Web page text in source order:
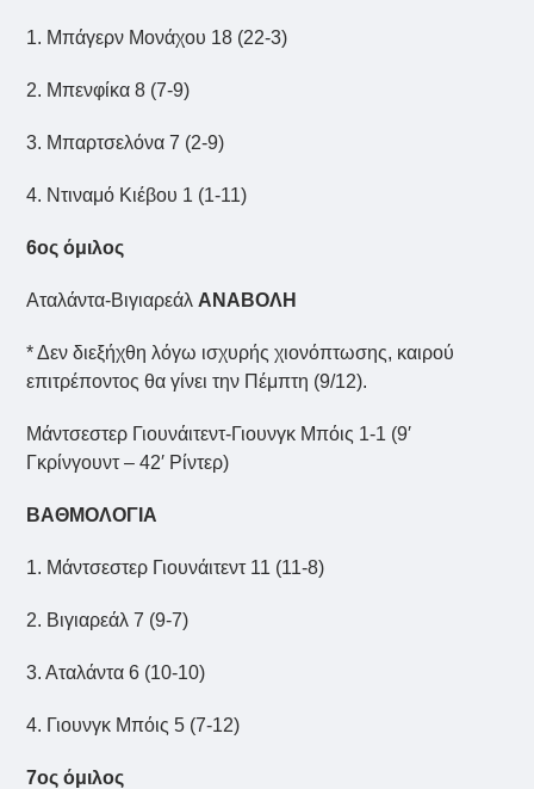
1. Μπάγερν Μονάχου 18 (22-3)
2. Μπενφίκα 8 (7-9)
3. Μπαρτσελόνα 7 (2-9)
4. Ντιναμό Κιέβου 1 (1-11)
6ος όμιλος
Aταλάντα-Βιγιαρεάλ ΑΝΑΒΟΛΗ
* Δεν διεξήχθη λόγω ισχυρής χιονόπτωσης, καιρού
επιτρέποντος θα γίνει την Πέμπτη (9/12).
Μάντσεστερ Γιουνάιτεντ-Γιουνγκ Μπόις 1-1 (9′
Γκρίνγουντ – 42′ Ρίντερ)
ΒΑΘΜΟΛΟΓΙΑ
1. Μάντσεστερ Γιουνάιτεντ 11 (11-8)
2. Βιγιαρεάλ 7 (9-7)
3. Αταλάντα 6 (10-10)
4. Γιουνγκ Μπόις 5 (7-12)
7ος όμιλος